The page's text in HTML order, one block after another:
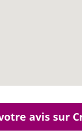
avis sur